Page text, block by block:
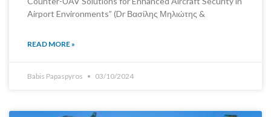
Airport Environments” (Dr Βασίλης Μηλιώτης &
READ MORE »
Babis Papaspyros 03/10/2024